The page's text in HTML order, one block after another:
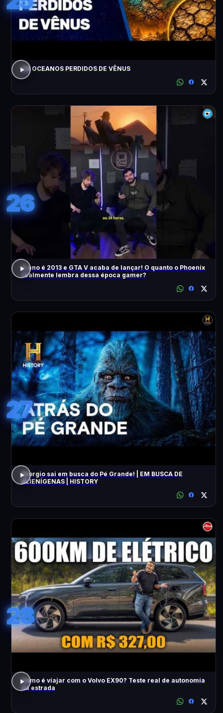
OS OCEANOS PERDIDOS DE VÊNUS
26
O ano é 2013 e GTA V acaba de lançar! O quanto o Phoenix
realmente lembra dessa época gamer?
27
Giorgio sai em busca do Pé Grande! | EM BUSCA DE
ALIENÍGENAS | HISTORY
28
Como é viajar com o Volvo EX90? Teste real de autonomia
na estrada